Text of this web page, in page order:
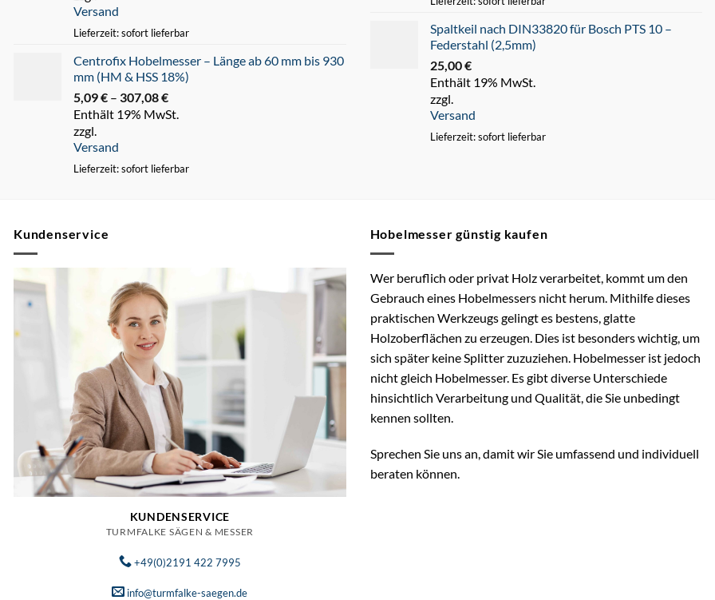
Versand
Lieferzeit: sofort lieferbar
Centrofix Hobelmesser – Länge ab 60 mm bis 930
mm (HM & HSS 18%)
5,09€ – 307,08€
5,09 €
Enthält 19% MwSt.
zzgl.
Versand
Lieferzeit: sofort lieferbar
Spaltkeil nach DIN33820 für Bosch PTS 10 –
Federstahl (2,5mm)
25,00€
Enthält 19% MwSt.
zzgl.
Versand
Lieferzeit: sofort lieferbar
Kundenservice
KUNDENSERVICE
TURMFALKE SÄGEN & MESSER
+49(0)2191 422 7995
info@turmfalke-saegen.de
Hobelmesser günstig kaufen
Wer beruflich oder privat Holz verarbeitet, kommt um den
Gebrauch eines Hobelmessers nicht herum. Mithilfe dieses
praktischen Werkzeugs gelingt es bestens, glatte
Holzoberflächen zu erzeugen. Dies ist besonders wichtig, um
sich später keine Splitter zuzuziehen. Hobelmesser ist jedoch
nicht gleich Hobelmesser. Es gibt diverse Unterschiede
hinsichtlich Verarbeitung und Qualität, die Sie unbedingt
kennen sollten.
Sprechen Sie uns an, damit wir Sie umfassend und individuell
beraten können.